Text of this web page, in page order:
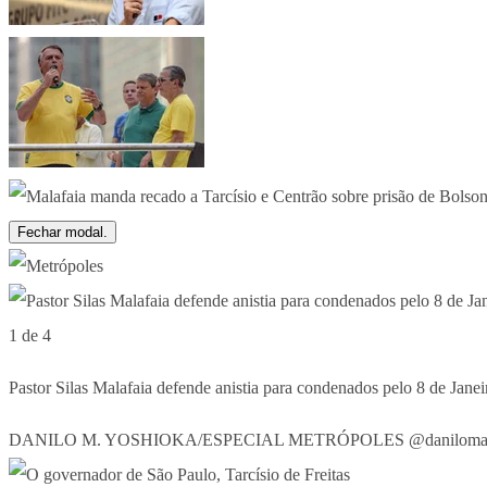
Fechar modal.
1 de 4
Pastor Silas Malafaia defende anistia para condenados pelo 8 de
DANILO M. YOSHIOKA/ESPECIAL METRÓPOLES